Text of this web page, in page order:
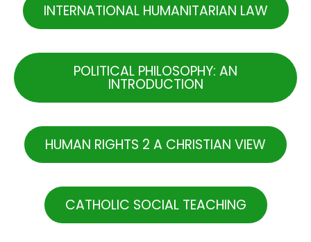
INTERNATIONAL HUMANITARIAN LAW
POLITICAL PHILOSOPHY: AN
INTRODUCTION
HUMAN RIGHTS 2 A CHRISTIAN VIEW
CATHOLIC SOCIAL TEACHING